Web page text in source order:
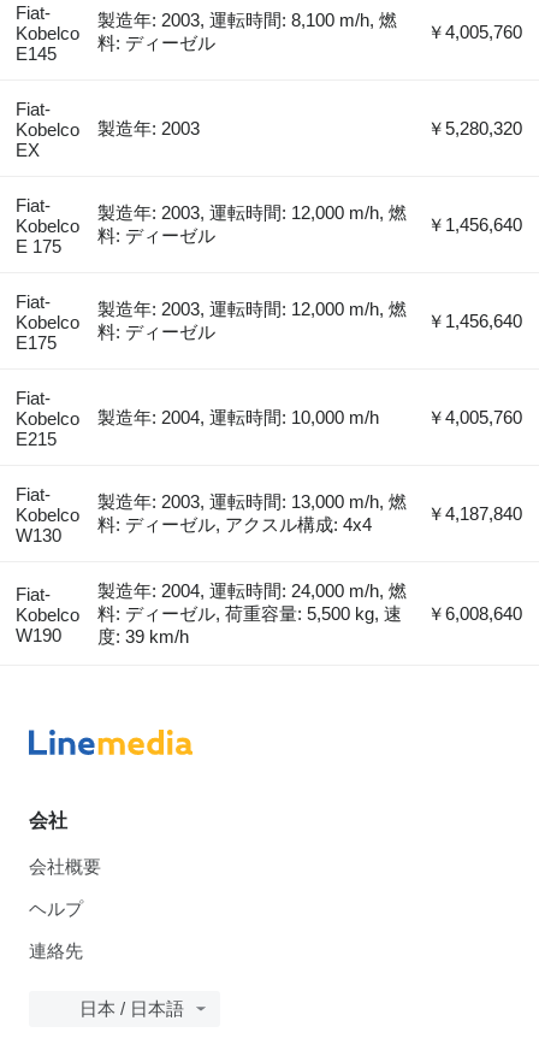
Fiat-
Kobelco
E145
製造年: 2003, 運転時間: 8,100 m/h, 燃
料: ディーゼル
￥4,005,760
Fiat-
Kobelco
EX
製造年: 2003 ￥5,280,320
Fiat-
Kobelco
E 175
製造年: 2003, 運転時間: 12,000 m/h, 燃
料: ディーゼル
￥1,456,640
Fiat-
Kobelco
E175
製造年: 2003, 運転時間: 12,000 m/h, 燃
料: ディーゼル
￥1,456,640
Fiat-
Kobelco
E215
製造年: 2004, 運転時間: 10,000 m/h ￥4,005,760
Fiat-
Kobelco
W130
製造年: 2003, 運転時間: 13,000 m/h, 燃
料: ディーゼル, アクスル構成: 4x4
￥4,187,840
Fiat-
Kobelco
W190
製造年: 2004, 運転時間: 24,000 m/h, 燃
料: ディーゼル, 荷重容量: 5,500 kg, 速
度: 39 km/h
￥6,008,640
会社
会社概要
ヘルプ
連絡先
日本 / 日本語